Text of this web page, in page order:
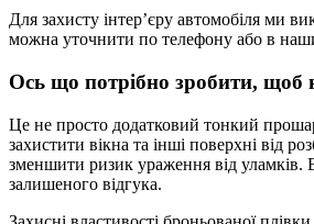
Для захисту інтер’єру автомобіля ми
можна уточнити по телефону або в
Ось що потрібно зробити, щоб
Це не просто додатковий тонкий
захистити вікна та інші поверхні від
зменшити ризик ураження від уламків.
залишеного відгука.